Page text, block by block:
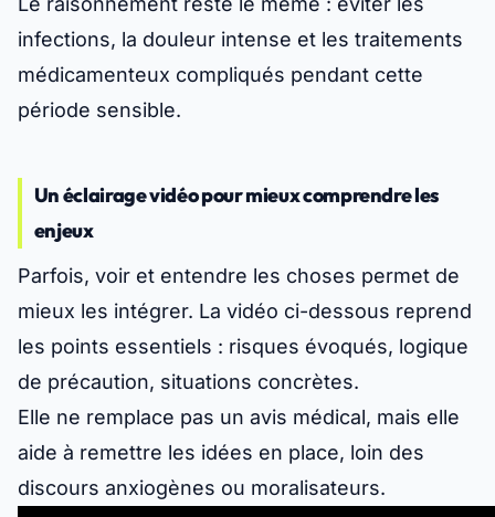
infections, la douleur intense et les traitements
médicamenteux compliqués pendant cette
période sensible.
Un éclairage vidéo pour mieux comprendre les
enjeux
Parfois, voir et entendre les choses permet de
mieux les intégrer. La vidéo ci-dessous reprend
les points essentiels : risques évoqués, logique
de précaution, situations concrètes.
Elle ne remplace pas un avis médical, mais elle
aide à remettre les idées en place, loin des
discours anxiogènes ou moralisateurs.